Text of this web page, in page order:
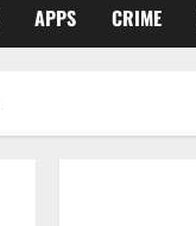
APPS CRIME